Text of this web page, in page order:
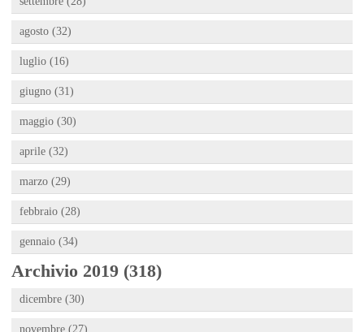
agosto (32)
luglio (16)
giugno (31)
maggio (30)
aprile (32)
marzo (29)
febbraio (28)
gennaio (34)
Archivio 2019 (318)
dicembre (30)
novembre (27)